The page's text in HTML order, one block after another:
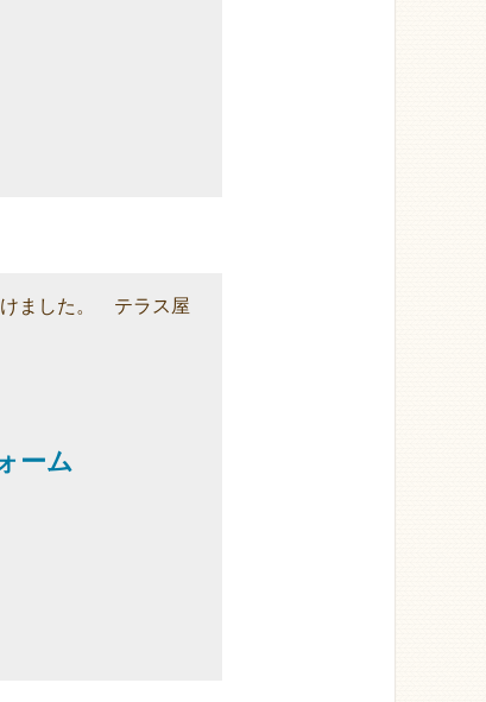
けました。 テラス屋
ーム